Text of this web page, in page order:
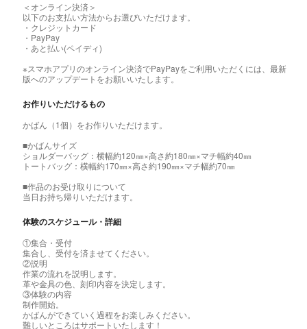
＜オンライン決済＞
以下のお支払い方法からお選びいただけます。
・クレジットカード
・PayPay
・あと払い(ペイディ)
※スマホアプリのオンライン決済でPayPayをご利用いただくには、最新
版へのアップデートをお願いいたします。
お作りいただけるもの
かばん（1個）をお作りいただけます。
■かばんサイズ
ショルダーバッグ：横幅約120㎜×高さ約180㎜×マチ幅約40㎜
トートバッグ：横幅約170㎜×高さ約190㎜×マチ幅約70㎜
■作品のお受け取りについて
当日お持ち帰りいただけます。
体験のスケジュール・詳細
①集合・受付
集合し、受付を済ませてください。
②説明
作業の流れを説明します。
革や金具の色、刻印内容を決定します。
③体験の内容
制作開始。
かばんができていく過程をお楽しみください。
難しいところはサポートいたします！